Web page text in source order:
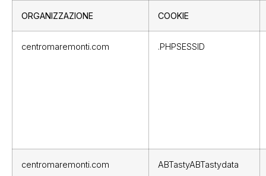
ORGANIZZAZIONE COOKIE
centromaremonti.com .PHPSESSID
centromaremonti.com ABTastyABTastydata